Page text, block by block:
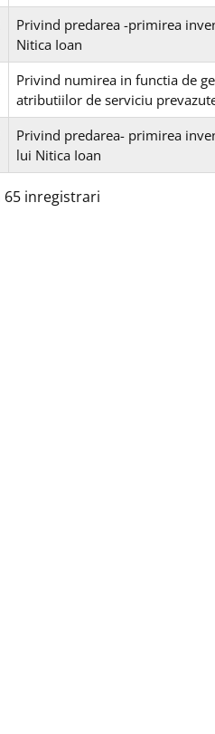
Privind predarea -primirea
Nitica Ioan
Privind numirea in functia de
atributiilor de serviciu
Privind predarea- primirea
lui Nitica Ioan
65 inregistrari